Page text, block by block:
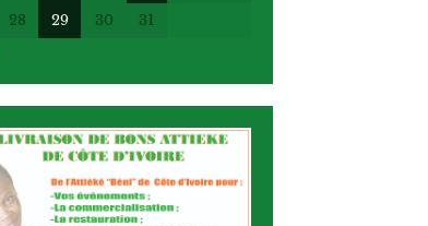
28 29 30
31